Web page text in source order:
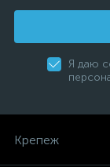
Я даю
Крепеж